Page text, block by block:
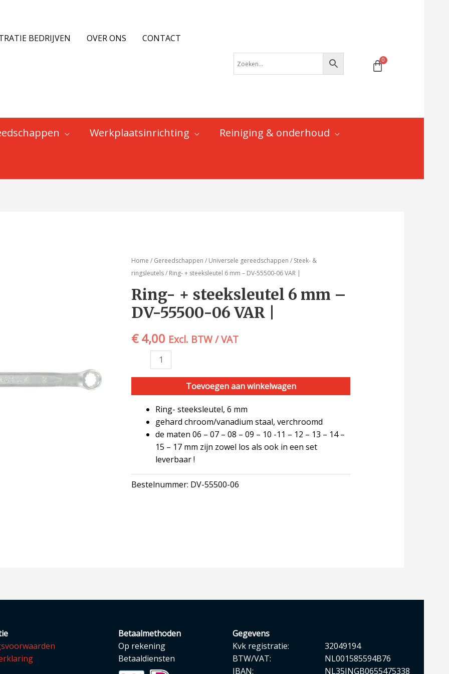
BEDRIJVEN OVER ONS CONTACT
Werkplaatsinrichting Reiniging & onderhoud
Home / Gereedschappen / Universele gereedschappen / Steek- &
ringsleutels/ Ring- + steeksleutel 6 mm – DV-55500-06 VAR |
Ring- + steeksleutel 6 mm –
DV-55500-06 VAR |
€4,00 Excl. BTW / VAT
Ring-
+
steeksleutel
6
mm
DV-
55500-
aantal
Toevoegen aan winkelwagen
Ring- steeksleutel, 6 mm
gehard chroom/vanadium staal, verchroomd
de maten 06 – 07 – 08 – 09 – 10 -11 – 12 – 13 – 14 –
15 – 17 mm zijn zowel los als ook in een set
leverbaar !
Bestelnummer: DV-55500-06
Betaalmethoden
Op rekening
Betaaldiensten
Gegevens
Kvk registratie:
BTW/VAT:
IBAN:
32049194
NL001585594B76
NL35INGB0655475338